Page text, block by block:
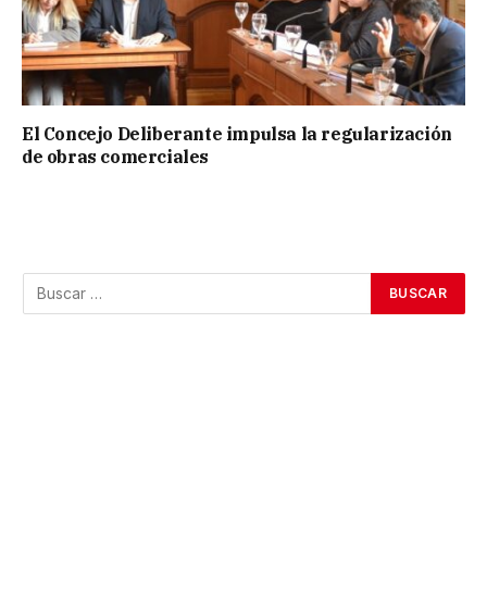
El Concejo Deliberante impulsa la regularización
de obras comerciales